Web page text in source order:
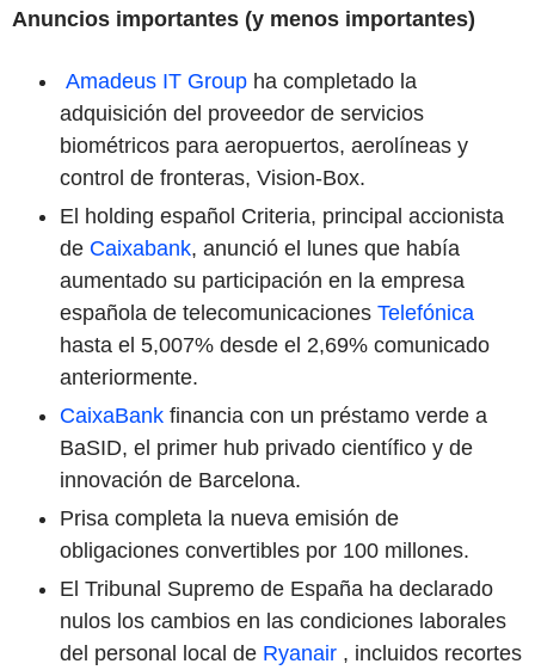
Anuncios importantes (y menos importantes)
Amadeus IT Group ha completado la
adquisición del proveedor de servicios
biométricos para aeropuertos, aerolíneas y
control de fronteras, Vision-Box.
El holding español Criteria, principal accionista
de Caixabank, anunció el lunes que había
aumentado su participación en la empresa
española de telecomunicaciones Telefónica
hasta el 5,007% desde el 2,69% comunicado
anteriormente.
CaixaBank financia con un préstamo verde a
BaSID, el primer hub privado científico y de
innovación de Barcelona.
Prisa completa la nueva emisión de
obligaciones convertibles por 100 millones.
El Tribunal Supremo de España ha declarado
nulos los cambios en las condiciones laborales
del personal local de Ryanair , incluidos recortes